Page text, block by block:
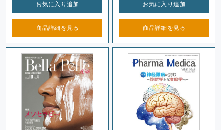
お気に入り追加
商品詳細を 見る
お気に入り追加
商品詳細を 見る